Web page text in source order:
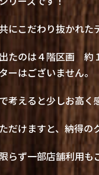
にこだわり抜かれた
たのは４階区画 約
ーはございません。
考えると少しお高く
だけますと、納得の
らず一部店舗利用も